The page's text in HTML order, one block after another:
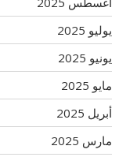
يوليو 2025
يونيو 2025
مايو 2025
أبريل 2025
مارس 2025